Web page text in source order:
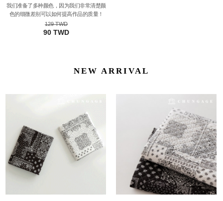
我们准备了多种颜色，因为我们非常清楚颜
色的细微差别可以如何提高作品的质量！
129 TWD
90 TWD
NEW ARRIVAL